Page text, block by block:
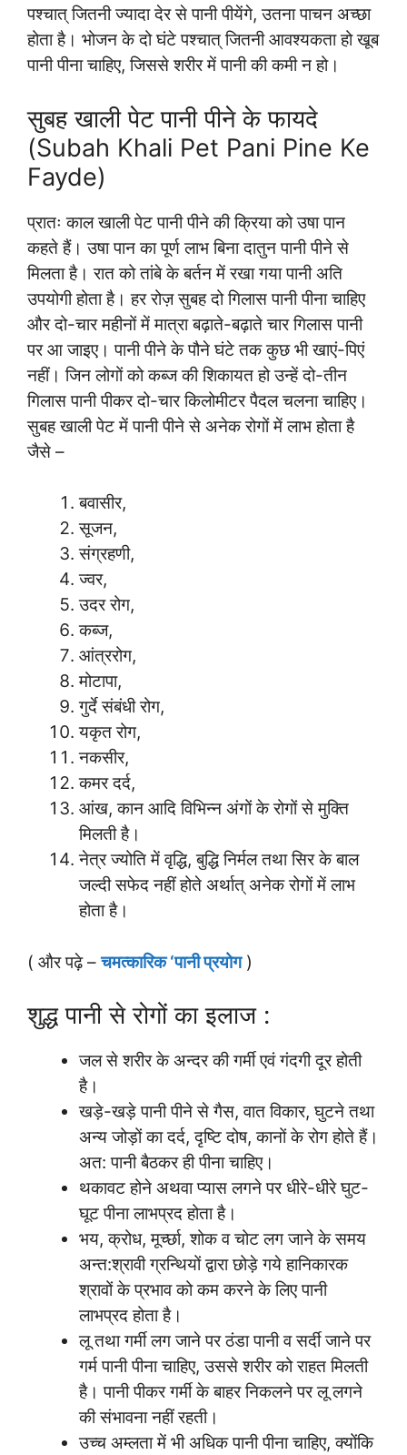
पश्चात् जितनी ज्यादा देर से पानी पीयेंगे, उतना पाचन अच्छा
होता है। भोजन के दो घंटे पश्चात् जितनी आवश्यकता हो खूब
पानी पीना चाहिए, जिससे शरीर में पानी की कमी न हो।
सुबह खाली पेट पानी पीने के फायदे
(Subah Khali Pet Pani Pine Ke
Fayde)
प्रातः काल खाली पेट पानी पीने की क्रिया को उषा पान
कहते हैं। उषा पान का पूर्ण लाभ बिना दातुन पानी पीने से
मिलता है। रात को तांबे के बर्तन में रखा गया पानी अति
उपयोगी होता है। हर रोज़ सुबह दो गिलास पानी पीना चाहिए
और दो-चार महीनों में मात्रा बढ़ाते-बढ़ाते चार गिलास पानी
पर आ जाइए। पानी पीने के पौने घंटे तक कुछ भी खाएं-पिएं
नहीं। जिन लोगों को कब्ज की शिकायत हो उन्हें दो-तीन
गिलास पानी पीकर दो-चार किलोमीटर पैदल चलना चाहिए।
सुबह खाली पेट में पानी पीने से अनेक रोगों में लाभ होता है
जैसे –
बवासीर,
सूजन,
संग्रहणी,
ज्वर,
उदर रोग,
कब्ज,
आंत्ररोग,
मोटापा,
गुर्दे संबंधी रोग,
यकृत रोग,
नकसीर,
कमर दर्द,
आंख, कान आदि विभिन्न अंगों के रोगों से मुक्ति
मिलती है।
नेत्र ज्योति में वृद्धि, बुद्धि निर्मल तथा सिर के बाल
जल्दी सफेद नहीं होते अर्थात् अनेक रोगों में लाभ
होता है।
( और पढ़े –चमत्कारिक ‘पानी प्रयोग)
शुद्ध पानी से रोगों का इलाज :
जल से शरीर के अन्दर की गर्मी एवं गंदगी दूर होती
है।
खड़े-खड़े पानी पीने से गैस, वात विकार, घुटने तथा
अन्य जोड़ों का दर्द, दृष्टि दोष, कानों के रोग होते हैं।
अत: पानी बैठकर ही पीना चाहिए।
थकावट होने अथवा प्यास लगने पर धीरे-धीरे घुट-
घूट पीना लाभप्रद होता है।
भय, क्रोध, मूर्च्छा, शोक व चोट लग जाने के समय
अन्त:श्रावी ग्रन्थियों द्वारा छोड़े गये हानिकारक
श्रावों के प्रभाव को कम करने के लिए पानी
लाभप्रद होता है।
लू तथा गर्मी लग जाने पर ठंडा पानी व सर्दी जाने पर
गर्म पानी पीना चाहिए, उससे शरीर को राहत मिलती
है। पानी पीकर गर्मी के बाहर निकलने पर लू लगने
की संभावना नहीं रहती।
उच्च अम्लता में भी अधिक पानी पीना चाहिए, क्योंकि